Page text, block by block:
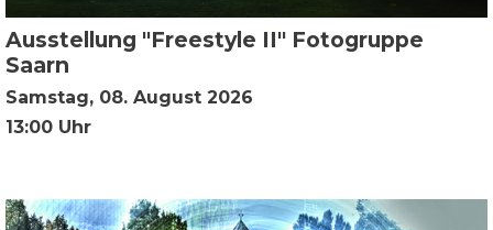
Ausstellung "Freestyle II" Fotogruppe
Saarn
Samstag, 08. August 2026
13:00 Uhr